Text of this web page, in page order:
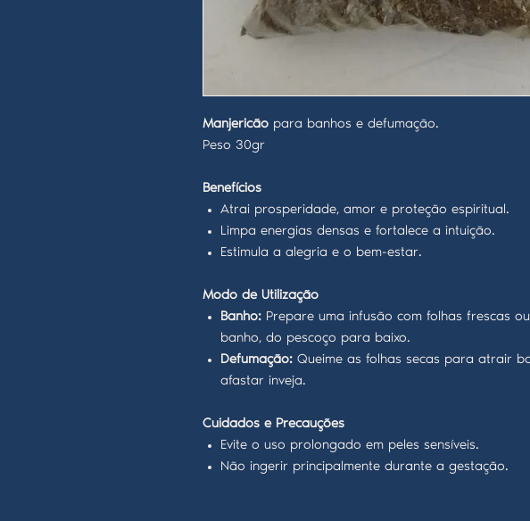
Manjericão para banhos e defumação.
Peso 30gr
Benefícios
Atrai prosperidade, amor e proteção espiritual.
Limpa energias densas e fortalece a intuição.
Estimula a alegria e o bem-estar.
Modo de Utilização
Banho: Prepare uma infusão com folhas frescas
banho, do pescoço para baixo.
Defumação: Queime as folhas secas para atrair
afastar inveja.
Cuidados e Precauções
Evite o uso prolongado em peles sensíveis.
Não ingerir principalmente durante a gestação.